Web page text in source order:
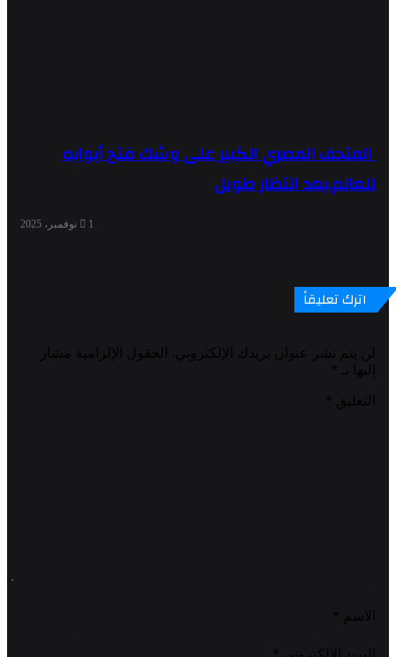
المتحف المصري الكبير على وشك فتح أبوابه
للعالم.بعد انتظار طويل
1 نوفمبر، 2025
اترك تعليقاً
لن يتم نشر عنوان بريدك الإلكتروني.
الحقول الإلزامية مشار
إليها بـ
التعليق
الاسم
البريد الإلكتروني